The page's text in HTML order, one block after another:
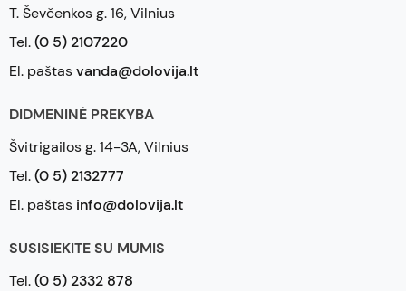
T. Ševčenkos g. 16, Vilnius
Tel.(0 5) 2107220
El. paštasvanda@dolovija.lt
DIDMENINĖ PREKYBA
Švitrigailos g. 14-3A, Vilnius
Tel.(0 5) 2132777
El. paštas info@dolovija.lt
SUSISIEKITE SU MUMIS
Tel.(0 5) 2332 878